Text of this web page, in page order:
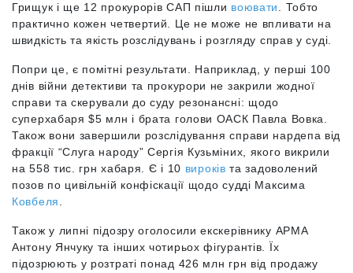
Грищук і ще 12 прокурорів САП пішли воювати
. Тобто
практично кожен четвертий. Це не може не впливати на
швидкість та якість розслідувань і розгляду справ у суді.
Попри це, є помітні результати. Наприклад, у перші 100
днів війни детективи та прокурори не закрили жодної
справи та скерували до суду резонансні: щодо
суперхабаря $5 млн і брата голови ОАСК Павла Вовка.
Також вони завершили розслідування справи нардепа від
фракції “Слуга народу” Сергія Кузьміних, якого викрили
на 558 тис. грн хабаря. Є і 10 вироків та задоволений
позов по цивільній конфіскації щодо судді Максима
Ковбеля
Також у липні підозру оголосили екскерівнику АРМА
Антону Янчуку та інших чотирьох фігурантів. Їх
підозрюють у розтраті понад 426 млн грн від продажу